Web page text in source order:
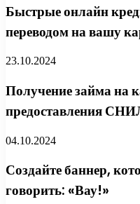
Быстрые онлайн
переводом на вашу
23.10.2024
Получение займа на
предоставления
04.10.2024
Создайте баннер,
говорить: «Вау!»